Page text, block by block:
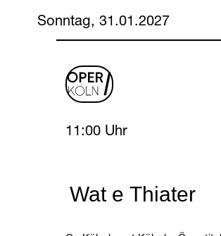
Sonntag, 31.01.2027
Wat e Thiater
Sunday, 31 January 2027
11:00 Uhr
oper